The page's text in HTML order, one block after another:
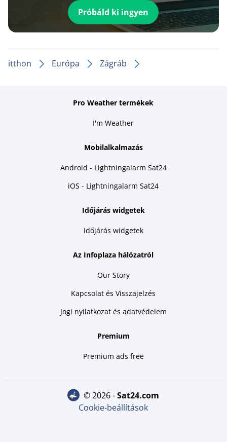
Próbáld ki ingyen
itthon Európa Zágráb
Pro Weather termékek
I'm Weather
Mobilalkalmazás
Android - Lightningalarm Sat24
iOS - Lightningalarm Sat24
Időjárás widgetek
Időjárás widgetek
Az Infoplaza hálózatról
Our Story
Kapcsolat és Visszajelzés
Jogi nyilatkozat és adatvédelem
Premium
Premium ads free
© 2026 - sat24.com
Cookie-beállítások